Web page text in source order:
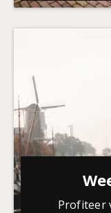
Profiteer